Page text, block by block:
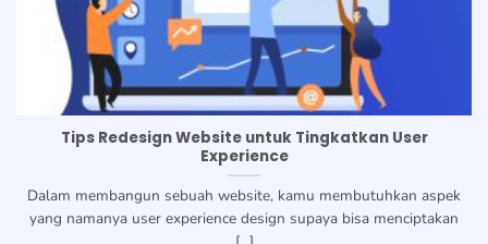
Tips Redesign Website untuk Tingkatkan User
Experience
Dalam membangun sebuah website, kamu membutuhkan aspek
yang namanya user experience design supaya bisa menciptakan